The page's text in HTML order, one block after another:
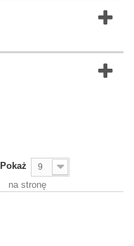
Pokaż 9
na stronę